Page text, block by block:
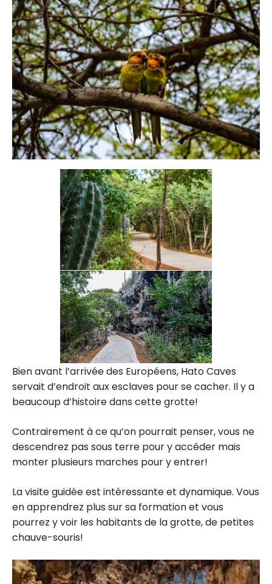
Bien avant l’arrivée des Européens, Hato Caves
servait d’endroit aux esclaves pour se cacher. Il y a
beaucoup d’histoire dans cette grotte!
Contrairement à ce qu’on pourrait penser, vous ne
descendrez pas sous terre pour y accéder mais
monter plusieurs marches pour y entrer!
La visite guidée est intéressante et dynamique. Vous
en apprendrez plus sur sa formation et vous
pourrez y voir les habitants de la grotte, de petites
chauve-souris!